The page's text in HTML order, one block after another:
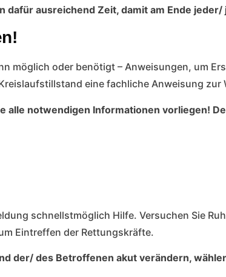
dafür ausreichend Zeit, damit am Ende
möglich oder benötigt – Anweisungen, um
eine fachliche Anweisung zur
alle notwendigen Informationen vorliegen!
schnellstmöglich Hilfe. Versuchen Sie
Eintreffen der Rettungskräfte.
der/ des Betroffenen akut verändern,